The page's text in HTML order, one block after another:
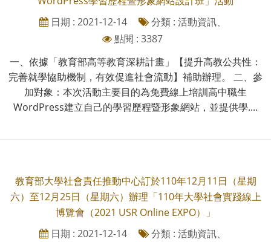
日期 : 2021-12-14
分類 : 活動資訊、
點閱 : 3387
一、依據「教育部高等教育深耕計畫」【提升高教公共性：
完善就學協助機制，有效促進社會流動】補助辦理。 二、參
加對象：本次活動主要目的為免費線上培訓高中職生
WordPress建立自己的學習歷程暨形象網站，並提供學....
教育部大學社會責任推動中心訂於110年12月11日（星期
六）至12月25日（星期六）辦理「110年大學社會實踐線上
博覽會（2021 USR Online EXPO）」
日期 : 2021-12-14
分類 : 活動資訊、